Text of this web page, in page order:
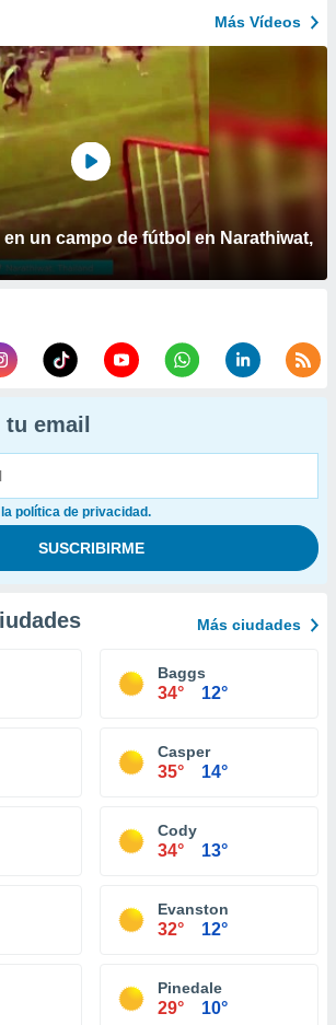
Más Vídeos
un campo de fútbol en Narathiwat,
email
política de privacidad.
Más ciudades
Baggs
34° 12°
Casper
35° 14°
Cody
34° 13°
Evanston
32° 12°
Pinedale
29° 10°